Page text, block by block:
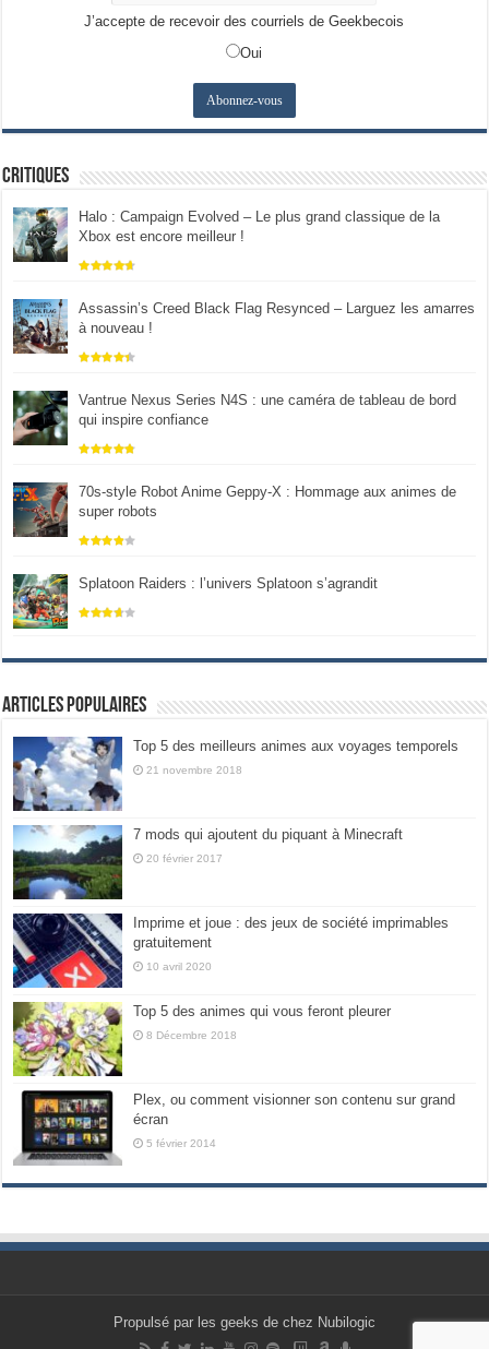
J’accepte de recevoir des courriels de Geekbecois
Oui
Critiques
Halo : Campaign Evolved – Le plus grand classique de la
Xbox est encore meilleur !
Assassin’s Creed Black Flag Resynced – Larguez les amarres
à nouveau !
Vantrue Nexus Series N4S : une caméra de tableau de bord
qui inspire confiance
70s-style Robot Anime Geppy-X : Hommage aux animes de
super robots
Splatoon Raiders : l’univers Splatoon s’agrandit
Articles populaires
Top 5 des meilleurs animes aux voyages temporels
21 novembre 2018
7 mods qui ajoutent du piquant à Minecraft
20 février 2017
Imprime et joue : des jeux de société imprimables
gratuitement
10 avril 2020
Top 5 des animes qui vous feront pleurer
8 Décembre 2018
Plex, ou comment visionner son contenu sur grand
écran
5 février 2014
Propulsé par les geeks de chez Nubilogic